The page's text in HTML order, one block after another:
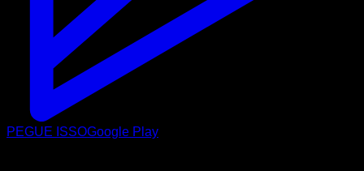
PEGUE ISSOGoogle Play